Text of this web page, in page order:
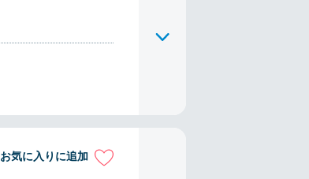
お気に入りに追加